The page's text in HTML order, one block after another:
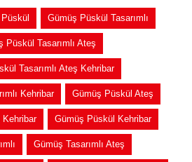
Gümüş Püskül Tasarımlı
Püskül Tasarımlı Ateş
Tasarımlı Ateş Kehribar
Kehribar Gümüş Püskül Ateş
Gümüş Püskül Kehribar
Gümüş Tasarımlı Ateş